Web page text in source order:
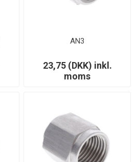
AN3
23,75 (DKK) inkl.
moms